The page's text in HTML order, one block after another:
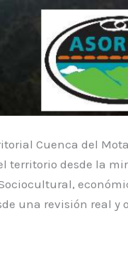
Cuenca del
territorio desde la
una revisión real y